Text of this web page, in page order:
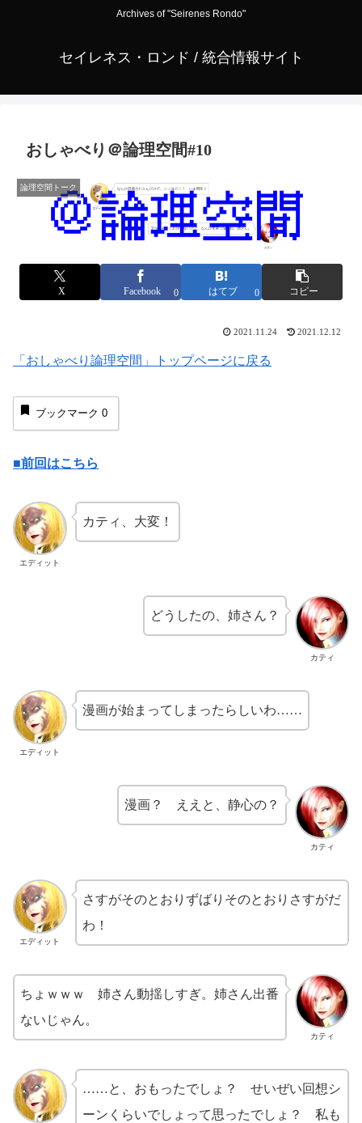
Archives of "Seirenes Rondo"
セイレネス・ロンド / 統合情報サイト
おしゃべり＠論理空間#10
論理空間トーク
X Facebook 0 はてブ 0 コピー
2021.11.24 2021.12.12
「おしゃべり論理空間」トップページに戻る
ブックマーク 0
■前回はこちら
エディット
カティ、大変！
カティ
どうしたの、姉さん？
エディット
漫画が始まってしまったらしいわ……
カティ
漫画？ ええと、静心の？
エディット
さすがそのとおりずばりそのとおりさすがだ
わ！
カティ
ちょｗｗｗ 姉さん動揺しすぎ。姉さん出番
ないじゃん。
……と、おもったでしょ？ せいぜい回想シ
ーンくらいでしょって思ったでしょ？ 私も